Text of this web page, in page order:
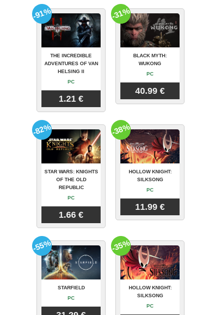
THE INCREDIBLE
ADVENTURES OF VAN
HELSING II
PC
1.21 €
-91%
BLACK MYTH:
WUKONG
PC
40.99 €
-31%
STAR WARS: KNIGHTS
OF THE OLD
REPUBLIC
PC
1.66 €
-82%
HOLLOW KNIGHT:
SILKSONG
PC
11.99 €
-38%
STARFIELD
PC
-55%
HOLLOW KNIGHT:
SILKSONG
PC
-35%